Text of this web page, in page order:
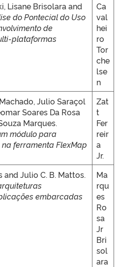
Lisane Brisolara and
do Pontecial do Uso
de
plataformas
Ca
val
hei
ro
Tor
che
lse
n
Julio Saraçol
Soares Da Rosa
Marques.
módulo para
ferramenta FlexMap
Zat
t
Fer
reir
a
Jr.
Julio C. B. Mattos.
embarcadas
Ma
rqu
es
Ro
sa
Jr
Bri
sol
ara